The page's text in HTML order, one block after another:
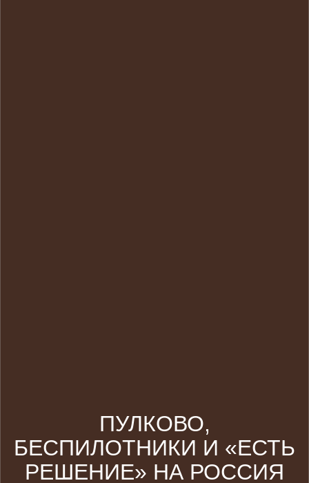
ПУЛКОВО,
БЕСПИЛОТНИКИ И «ЕСТЬ
РЕШЕНИЕ» НА РОССИЯ